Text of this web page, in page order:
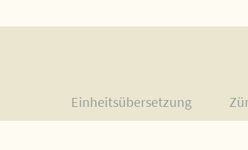
Einheitsübersetzung